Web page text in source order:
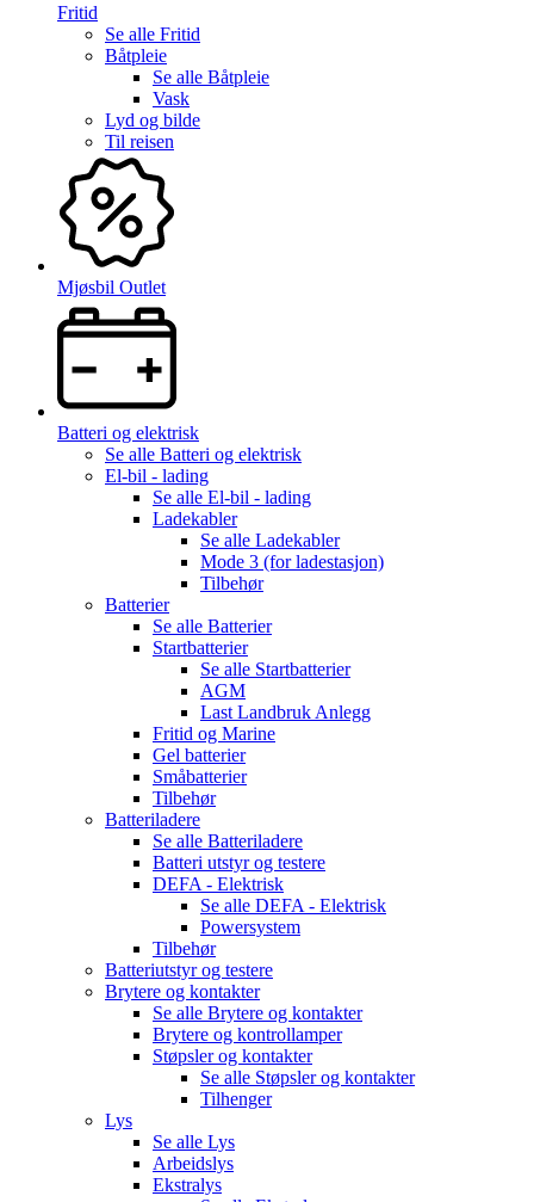
Fritid
Se alle Fritid
Båtpleie
Se alle Båtpleie
Vask
Lyd og bilde
Til reisen
Mjøsbil Outlet
Batteri og elektrisk
Se alle Batteri og elektrisk
El-bil - lading
Se alle El-bil - lading
Ladekabler
Se alle Ladekabler
Mode 3 (for ladestasjon)
Tilbehør
Batterier
Se alle Batterier
Startbatterier
Se alle Startbatterier
AGM
Last Landbruk Anlegg
Fritid og Marine
Gel batterier
Småbatterier
Tilbehør
Batteriladere
Se alle Batteriladere
Batteri utstyr og testere
DEFA - Elektrisk
Se alle DEFA - Elektrisk
Powersystem
Tilbehør
Batteriutstyr og testere
Brytere og kontakter
Se alle Brytere og kontakter
Brytere og kontrollamper
Støpsler og kontakter
Se alle Støpsler og kontakter
Tilhenger
Lys
Se alle Lys
Arbeidslys
Ekstralys